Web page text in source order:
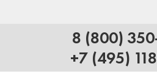
8 (800)
+7 (495)